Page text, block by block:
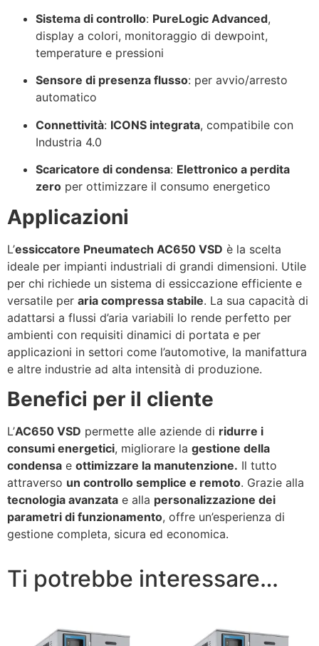
Sistema di controllo: PureLogic Advanced,
display a colori, monitoraggio di dewpoint,
temperature e pressioni
Sensore di presenza flusso: per avvio/arresto
automatico
Connettività: ICONS integrata, compatibile con
Industria 4.0
Scaricatore di condensa: Elettronico a perdita
zero per ottimizzare il consumo energetico
Applicazioni
L’essiccatore Pneumatech AC650 VSD è la scelta
ideale per impianti industriali di grandi dimensioni. Utile
per chi richiede un sistema di essiccazione efficiente e
versatile per aria compressa stabile. La sua capacità di
adattarsi a flussi d’aria variabili lo rende perfetto per
ambienti con requisiti dinamici di portata e per
applicazioni in settori come l’automotive, la manifattura
e altre industrie ad alta intensità di produzione.
Benefici per il cliente
L’AC650 VSD permette alle aziende di ridurre i
consumi energetici, migliorare la gestione della
condensa e ottimizzare la manutenzione. Il tutto
attraverso un controllo semplice e remoto. Grazie alla
tecnologia avanzata e alla personalizzazione dei
parametri di funzionamento, offre un’esperienza di
gestione completa, sicura ed economica.
Ti potrebbe interessare…